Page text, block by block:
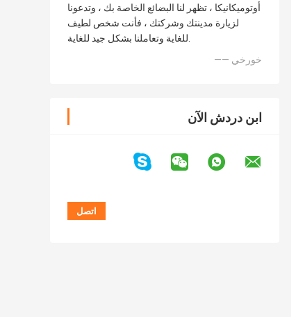
أوتوميكانيكا ، تظهر لنا البضائع الخاصة بك ، وتدعونا
لزيارة مدينتك وشركتك ، فأنت شخص لطيف
للغاية وتعاملنا بشكل جيد للغاية.
—— خورخي
ابن دردش الآن